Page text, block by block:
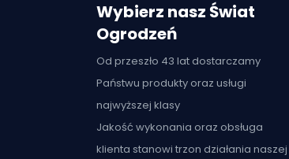
Wybierz nasz Świat
Ogrodzeń
Od przeszło 43 lat dostarczamy
Państwu produkty oraz usługi
najwyższej klasy
Jakość wykonania oraz obsługa
klienta stanowi trzon działania naszej